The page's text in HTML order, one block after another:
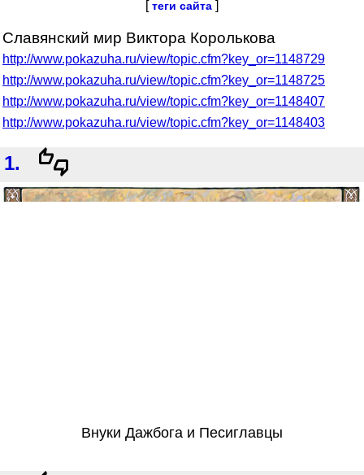
[теги сайта ]
Славянский мир Виктора Королькова
http://www.pokazuha.ru/view/topic.cfm?key_or=1148729
http://www.pokazuha.ru/view/topic.cfm?key_or=1148725
http://www.pokazuha.ru/view/topic.cfm?key_or=1148407
http://www.pokazuha.ru/view/topic.cfm?key_or=1148403
1.
Внуки Дажбога и Песиглавцы